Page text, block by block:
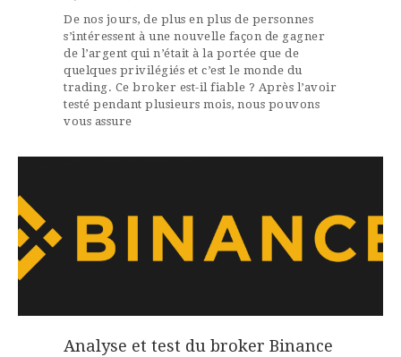
De nos jours, de plus en plus de personnes
s’intéressent à une nouvelle façon de gagner
de l’argent qui n’était à la portée que de
quelques privilégiés et c’est le monde du
trading. Ce broker est-il fiable ? Après l’avoir
testé pendant plusieurs mois, nous pouvons
vous assure
Analyse et test du broker Binance